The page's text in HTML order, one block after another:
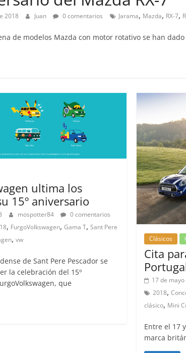
2018 Juan 0 comentarios Jarama, Mazda, RX-7,
de modelos Mazda con motor rotativo se han
ultima los
15º aniversario
mospotter84
0 comentarios
, FurgoVolkswagen, Gama T, Sant Pere
, vw
de Sant Pere Pescador se
la celebración del 15º
que
Clásicos
Cita
17 de
2018,
clásico, Mini
Entre el 17
marca
Mercedes-Benz más caros
31 de enero de 2022
Seguridad
Llamada a revisión en
Mercedes Clase A
entre 2017-2019
4 de septiembre de 2020
mospotter84
0